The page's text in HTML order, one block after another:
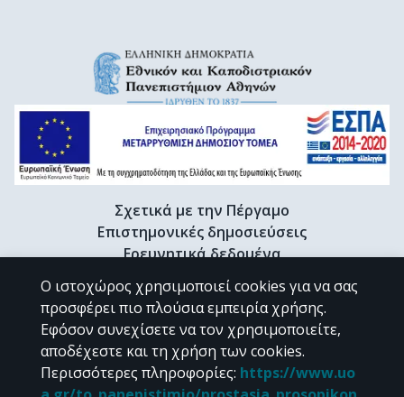
Σχετικά με την Πέργαμο
Επιστημονικές δημοσιεύσεις
Ερευνητικά δεδομένα
Διδακτορικές διατριβές & Γκρίζα βιβλιογραφία
Προφίλ Ερευνητή
CC BY-NC 4.0
Ο ιστοχώρος χρησιμοποιεί cookies για να σας
προσφέρει πιο πλούσια εμπειρία χρήσης.
Εφόσον συνεχίσετε να τον χρησιμοποιείτε,
αποδέχεστε και τη χρήση των cookies.
Περισσότερες πληροφορίες: https://www.uo